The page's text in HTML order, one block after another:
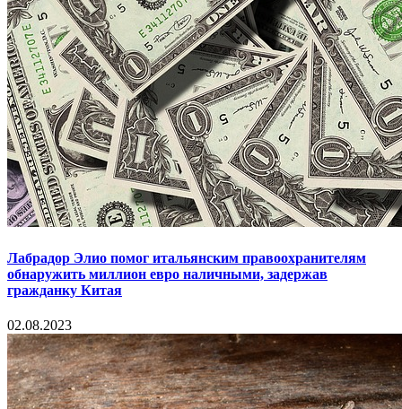
Лабрадор Элио помог итальянским правоохранителям
обнаружить миллион евро наличными, задержав
гражданку Китая
02.08.2023